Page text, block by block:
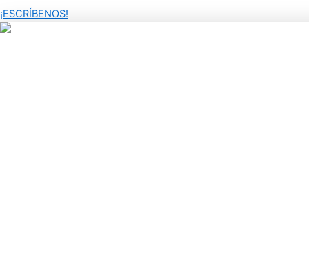
¡ESCRÍBENOS!